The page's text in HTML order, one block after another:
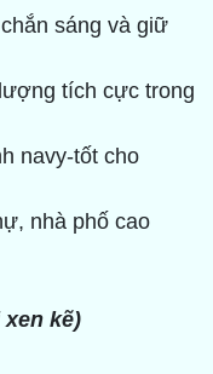
sáng và giữ
tích cực trong
navy-tốt cho
nhà phố cao
kẽ)